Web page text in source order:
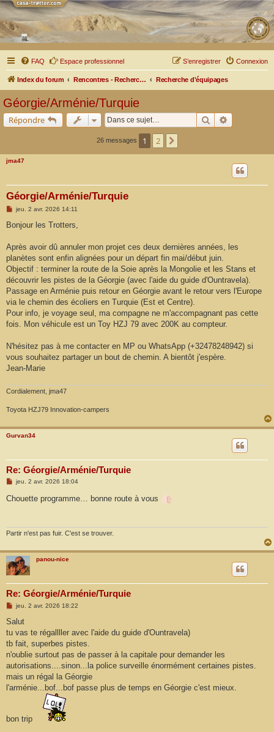
FAQ Espace professionnel Connexion
S’enregistrer
Index du forum Rencontres - Recherche d'équipages Recherche d'équipages
Géorgie/Arménie/Turquie
Répondre Rechercher
26 messages 1 2
jma47
Géorgie/Arménie/Turquie
M
s
g
jeu. 2 avr. 2026 14:11
Bonjour les Trotters,
Après avoir dû annuler mon projet ces deux dernières années, les
planètes sont enfin alignées pour un départ fin mai/début juin.
Objectif : terminer la route de la Soie après la Mongolie et les Stans et
découvrir les pistes de la Géorgie (avec l'aide du guide d'Ountravela).
Passage en Arménie puis retour en Géorgie avant le retour vers l'Europe
via le chemin des écoliers en Turquie (Est et Centre).
Pour info, je voyage seul, ma compagne ne m'accompagnant pas cette
fois. Mon véhicule est un Toy HZJ 79 avec 200K au compteur.
N'hésitez pas à me contacter en MP ou WhatsApp (+32478248942) si
vous souhaitez partager un bout de chemin. A bientôt j'espère.
Jean-Marie
Cordialement, jma47
Toyota HZJ79 Innovation-campers
Gurvan34
Re: Géorgie/Arménie/Turquie
M
s
s
jeu. 2 avr. 2026 18:04
Chouette programme… bonne route à vous
Partir n'est pas fuir. C'est se trouver.
panou-nice
Re: Géorgie/Arménie/Turquie
M
s
a
g
jeu. 2 avr. 2026 18:22
Salut
tu vas te régallller avec l'aide du guide d'Ountravela)
tb fait, superbes pistes.
n'oublie surtout pas de passer à la capitale pour demander les
autorisations....sinon...la police surveille énormément certaines pistes.
mais un régal la Géorgie
l'arménie...bof...bof passe plus de temps en Géorgie c'est mieux.
bon trip